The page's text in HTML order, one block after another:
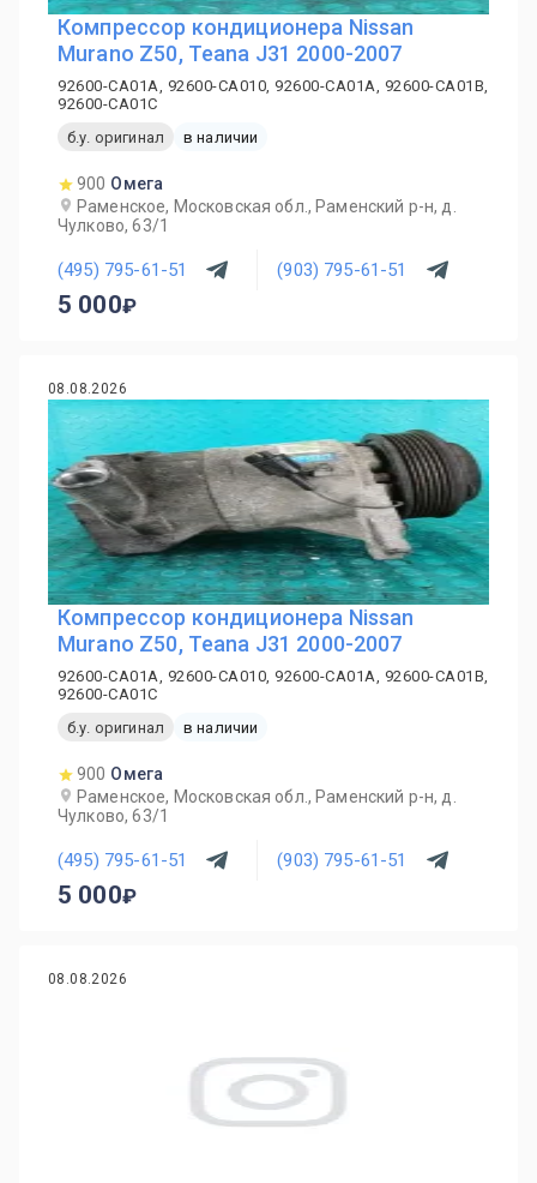
Компрессор кондиционера Nissan
Murano Z50, Teana J31 2000-2007
92600-CA01A, 92600-CA010, 92600-CA01A, 92600-CA01B,
92600-CA01C
б.у. оригинал
в наличии
900 Омега
Раменское, Московская обл., Раменский р-н, д.
Чулково, 63/1
(495) 795-61-51 (903) 795-61-51
5 000
08.08.2026
Компрессор кондиционера Nissan
Murano Z50, Teana J31 2000-2007
92600-CA01A, 92600-CA010, 92600-CA01A, 92600-CA01B,
92600-CA01C
б.у. оригинал
в наличии
900 Омега
Раменское, Московская обл., Раменский р-н, д.
Чулково, 63/1
(495) 795-61-51 (903) 795-61-51
5 000
08.08.2026